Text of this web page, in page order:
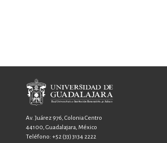
Av. Juárez 976, Colonia Centro
44100, Guadalajara, México
Teléfono: +52 (33) 3134 2222